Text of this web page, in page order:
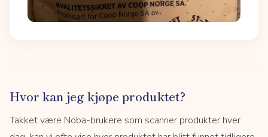
Hvor kan jeg kjøpe produktet?
Takket være Noba-brukere som scanner produkter hver